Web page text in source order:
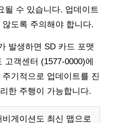
될 수 있습니다. 업데이트
도록 주의해야 합니다.
발생하면 SD 카드 포맷
객센터 (1577-0000)에
기적으로 업데이트를 진
한 주행이 가능합니다.
게이션도 최신 맵으로